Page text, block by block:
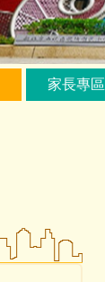
家長專區